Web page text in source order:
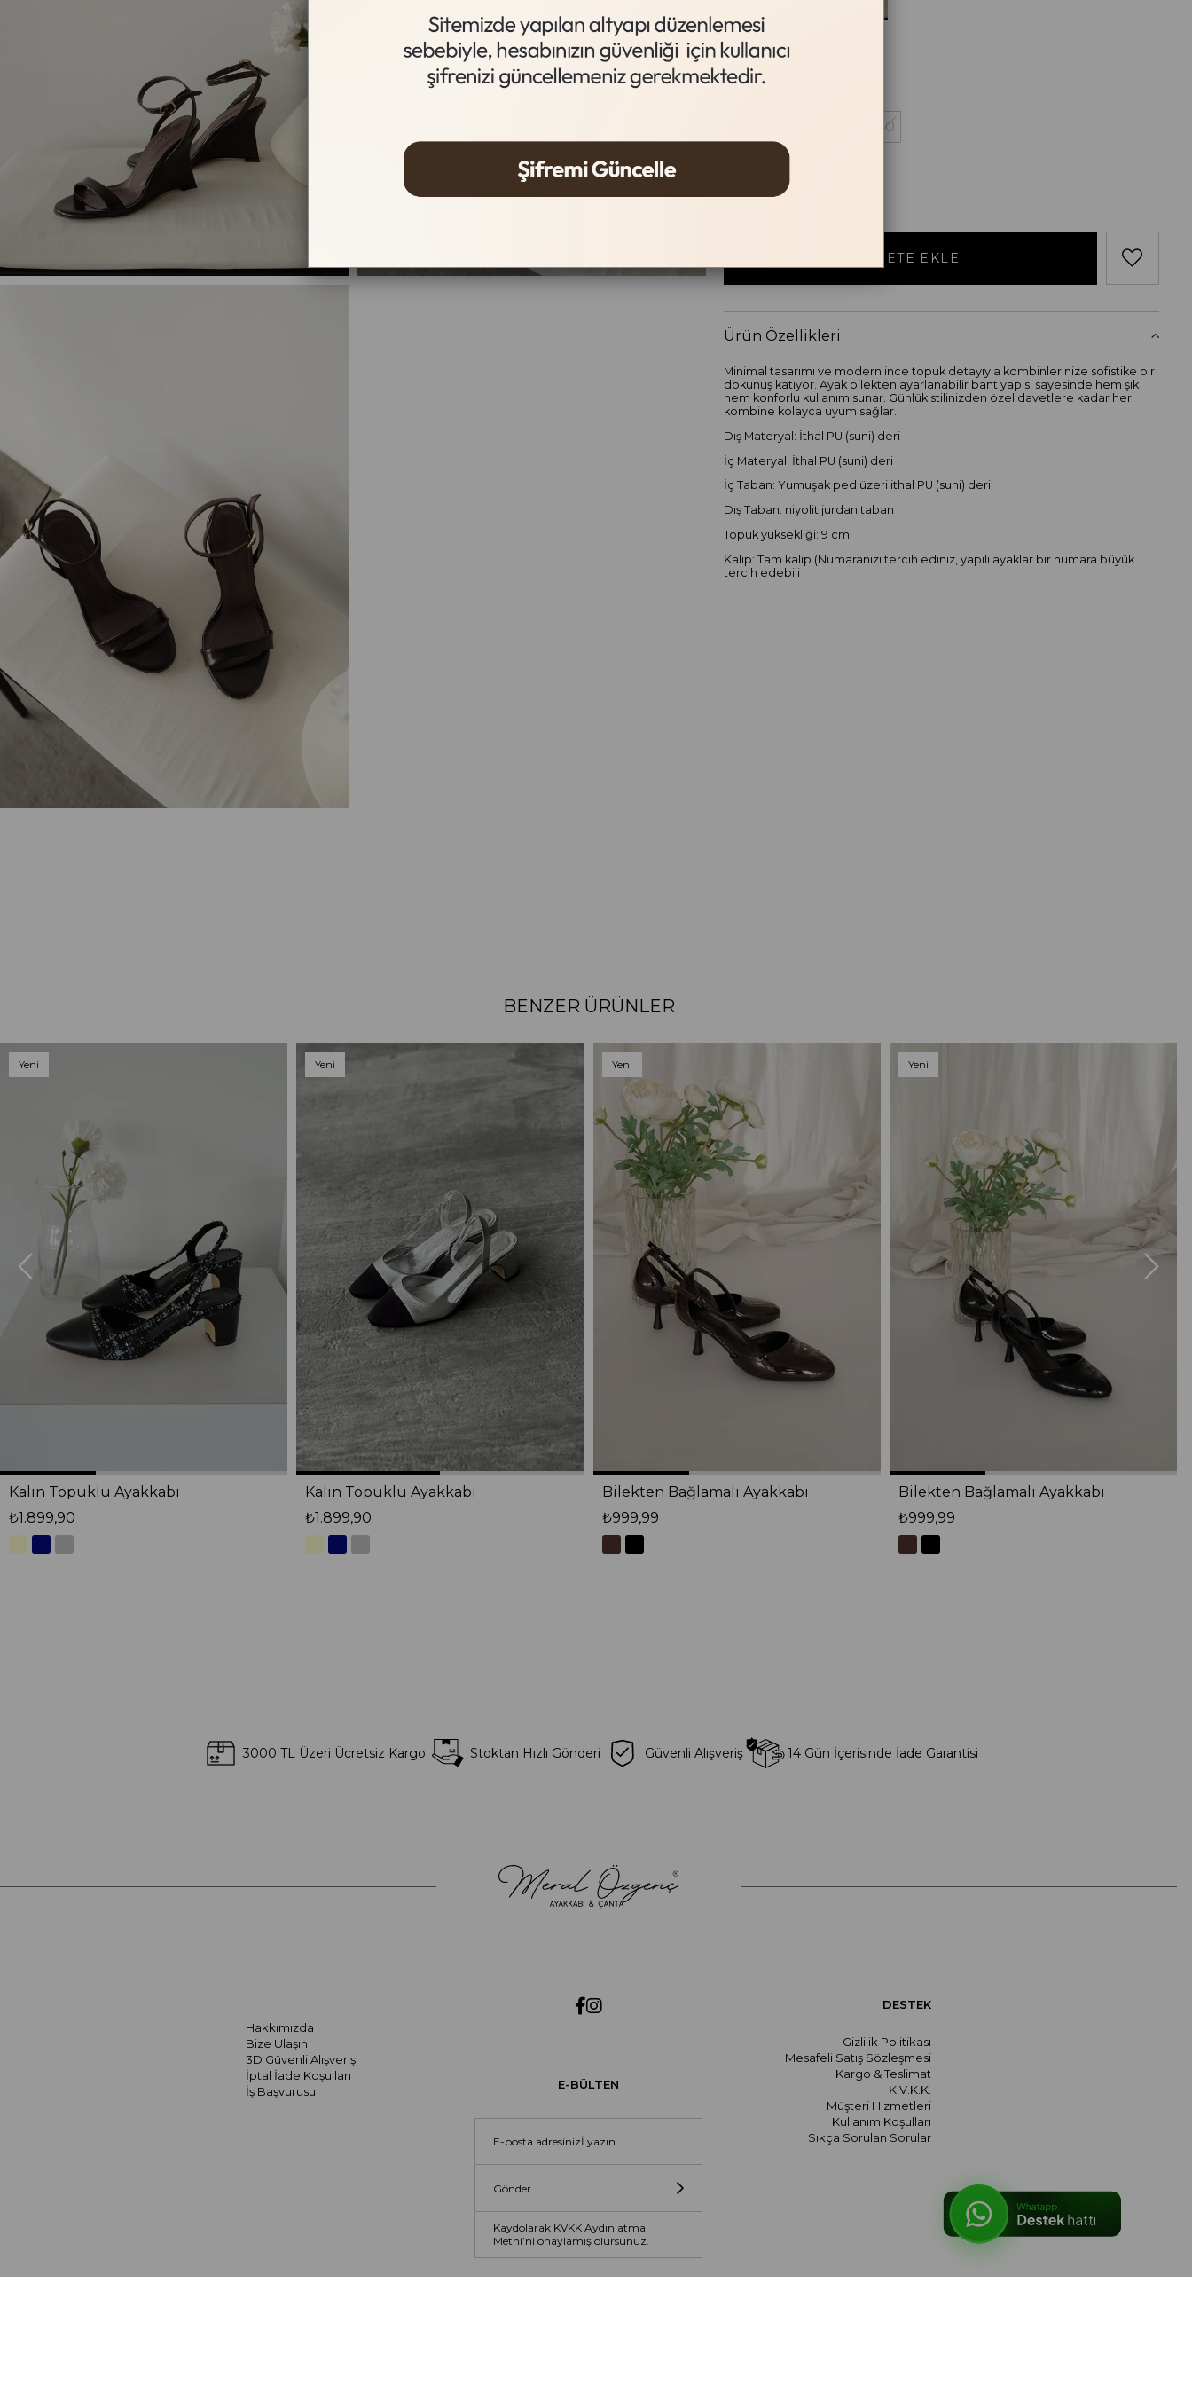
Acı Kahve
Beden Tablosu
40
Ürün Özellikleri
Minimal tasarımı ve modern ince topuk detayıyla kombinlerinize sofistike bir
dokunuş katıyor. Ayak bilekten ayarlanabilir bant yapısı sayesinde hem şık
hem konforlu kullanım sunar. Günlük stilinizden özel davetlere kadar her
kombine kolayca uyum sağlar.
Dış Materyal: İthal PU (suni) deri
İç Materyal: İthal PU (suni) deri
İç Taban: Yumuşak ped üzeri ithal PU (suni) deri
Dış Taban: niyolit jurdan taban
Topuk yüksekliği: 9 cm
Kalıp: Tam kalıp (Numaranızı tercih ediniz, yapılı ayaklar bir numara büyük
tercih edebili
BENZER ÜRÜNLER
Kalın Topuklu Ayakkabı
₺1.899,90
Yeni
Kalın Topuklu Ayakkabı
₺1.899,90
Yeni
Bilekten Bağlamalı Ayakkabı
₺999,99
Yeni
Ürün
Bilekten Bağlamalı Ayakkabı
₺999,99
Yeni
3000 TL Üzeri Ücretsiz Kargo Stoktan Hızlı Gönderi Güvenli Alışveriş 14 Gün İçerisinde İade Garantisi
Hakkımızda
Bize Ulaşın
3D Güvenli Alışveriş
İptal İade Koşulları
İş Başvurusu
E-BÜLTEN
Gönder
Kaydolarak KVKK Aydınlatma
Metni’ni onaylamış olursunuz.
DESTEK
Gizlilik Politikası
Mesafeli Satış Sözleşmesi
Kargo & Teslimat
K.V.K.K.
Müşteri Hizmetleri
Kullanım Koşulları
Sıkça Sorulan Sorular